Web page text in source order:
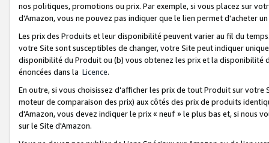
nos politiques, promotions ou prix. Par exemple, si vous placez sur
d'Amazon, vous ne pouvez pas indiquer que le lien permet d'acheter
Les prix des Produits et leur disponibilité peuvent varier au fil du
votre Site sont susceptibles de changer, votre Site peut indiquer
disponibilité du Produit ou (b) vous obtenez les prix et la disponibilité
énoncées dans la Licence.
En outre, si vous choisissez d'afficher les prix de tout Produit sur
moteur de comparaison des prix) aux côtés des prix de produits
d'Amazon, vous devez indiquer le prix « neuf » le plus bas et, si nous
sur le Site d'Amazon.